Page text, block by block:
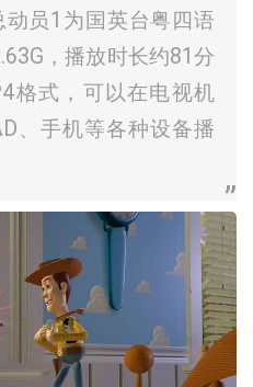
员1为国英台粤四语
，播放时长约81分
格式，可以在电视机
、手机等各种设备播